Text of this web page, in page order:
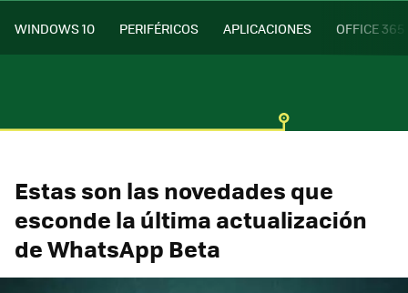
WINDOWS 10 PERIFÉRICOS APLICACIONES OFFICE 365
Estas son las novedades que
esconde la última actualización
de WhatsApp Beta